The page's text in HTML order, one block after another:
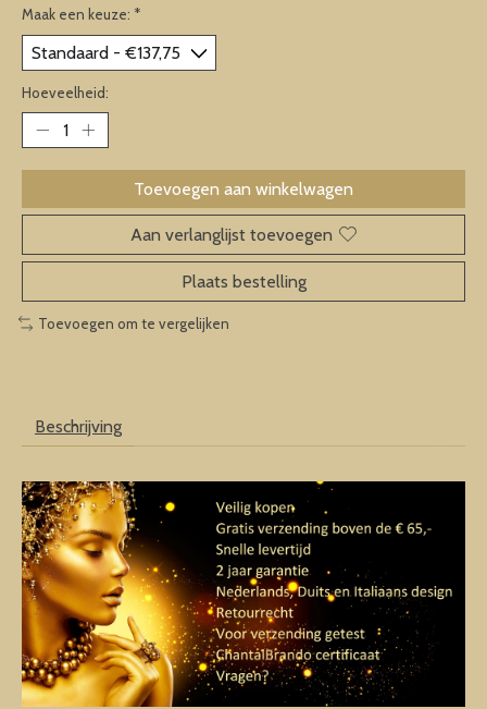
Maak een keuze: *
Hoeveelheid:
Toevoegen aan winkelwagen
Aan verlanglijst toevoegen
Plaats bestelling
Toevoegen om te vergelijken
Beschrijving